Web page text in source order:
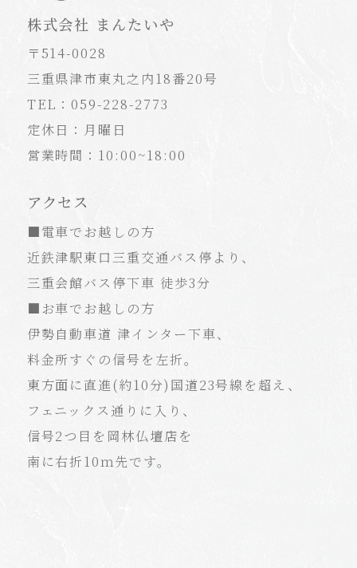
株式会社 まんたいや
〒514-0028
三重県津市東丸之内18番20号
TEL：059-228-2773
定休日：月曜日
営業時間：10:00~18:00
アクセス
■電車でお越しの方
近鉄津駅東口三重交通バス停より、
三重会館バス停下車 徒歩3分
■お車でお越しの方
伊勢自動車道 津インター下車、
料金所すぐの信号を左折。
東方面に直進(約10分)国道23号線を超え、
フェニックス通りに入り、
信号2つ目を岡林仏壇店を
南に右折10ｍ先です。